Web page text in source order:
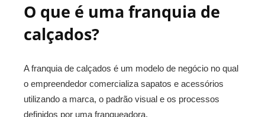
O que é uma franquia de
calçados?
A franquia de calçados é um modelo de negócio no qual
o empreendedor comercializa sapatos e acessórios
utilizando a marca, o padrão visual e os processos
definidos por uma franqueadora.